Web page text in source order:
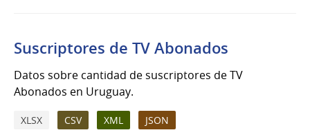
Suscriptores de TV Abonados
Datos sobre cantidad de suscriptores de TV
Abonados en Uruguay.
XLSX CSV XML JSON